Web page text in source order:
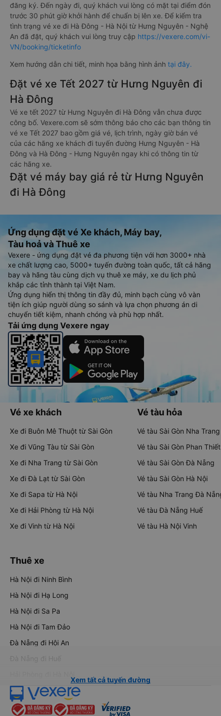
đăng ký. Đến ngày đi, quý khách vui lòng có mặt tại điểm đón
trước 30 phút giờ khởi hành để chuẩn bị lên xe. Để kiểm tra
tình trạng vé xe đi Hà Đông - Hà Nội từ Hưng Nguyên - Nghệ
An đã đặt, quý khách vui lòng truy cập https://vexere.com/vi-
VN/booking/ticketinfo
Xem hướng dẫn chi tiết, minh họa bằng hình ảnh tại đây.
Đặt vé xe Tết 2027 từ Hưng Nguyên đi
Hà Đông
Vé xe tết 2027 từ Hưng Nguyên đi Hà Đông vẫn chưa được
công bố. Vexere.com sẽ sớm thông báo cho các bạn thông tin
vé xe Tết 2027 bao gồm giá vé, lịch trình, ngày giờ bán vé
của các hãng xe khách đi tuyến đường Hưng Nguyên - Hà
Đông và Hà Đông - Hưng Nguyên ngay khi có thông tin từ
các hãng xe.
Đặt vé máy bay giá rẻ từ Hưng Nguyên
đi Hà Đông
Ứng dụng đặt vé Xe khách, Máy bay,
Tàu hoả và Thuê xe
Vexere - ứng dụng đặt vé đa phương tiện với hơn 3000+ nhà
xe chất lượng cao, 5000+ tuyến đường toàn quốc, tất cả hãng
bay và hãng tàu cùng dịch vụ thuê xe máy, xe du lịch phủ
khắp các tỉnh thành tại Việt Nam.
Ứng dụng hiển thị thông tin đầy đủ, minh bạch cùng vô vàn
tiện ích giúp người dùng so sánh và lựa chọn phương án di
chuyển tiết kiệm, nhanh chóng và phù hợp nhất.
Tải ứng dụng Vexere ngay
Vé xe khách
Xe đi Buôn Mê Thuột từ Sài Gòn
Xe đi Vũng Tàu từ Sài Gòn
Xe đi Nha Trang từ Sài Gòn
Xe đi Đà Lạt từ Sài Gòn
Xe đi Sapa từ Hà Nội
Xe đi Hải Phòng từ Hà Nội
Xe đi Vinh từ Hà Nội
Vé tàu hỏa
Vé tàu Sài Gòn Nha Trang
Vé tàu Sài Gòn Phan Thiết
Vé tàu Sài Gòn Đà Nẵng
Vé tàu Sài Gòn Hà Nội
Vé tàu Nha Trang Đà
Vé tàu Đà Nẵng Huế
Vé tàu Hà Nội Vinh
Thuê xe
Hà Nội đi Ninh Bình
Hà Nội đi Hạ Long
Hà Nội đi Sa Pa
Hà Nội đi Tam Đảo
Đà Nẵng đi Hội An
Đà Nẵng đi Huế
Xem tất cả tuyến đường